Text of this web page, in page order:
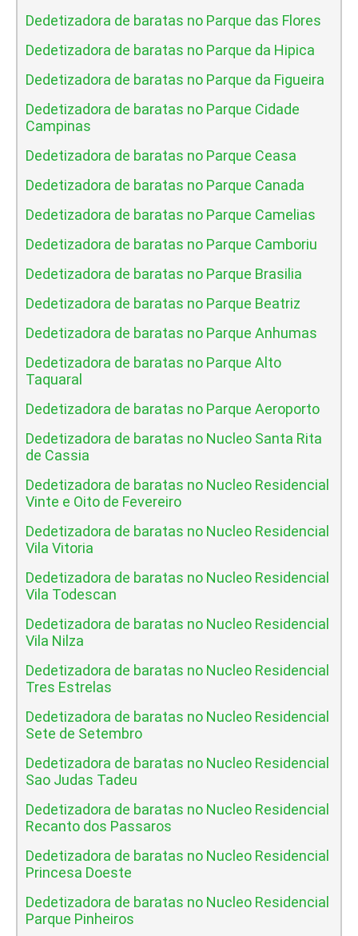
Dedetizadora de baratas no Parque das Flores
Dedetizadora de baratas no Parque da Hipica
Dedetizadora de baratas no Parque da Figueira
Dedetizadora de baratas no Parque Cidade
Campinas
Dedetizadora de baratas no Parque Ceasa
Dedetizadora de baratas no Parque Canada
Dedetizadora de baratas no Parque Camelias
Dedetizadora de baratas no Parque Camboriu
Dedetizadora de baratas no Parque Brasilia
Dedetizadora de baratas no Parque Beatriz
Dedetizadora de baratas no Parque Anhumas
Dedetizadora de baratas no Parque Alto
Taquaral
Dedetizadora de baratas no Parque Aeroporto
Dedetizadora de baratas no Nucleo Santa Rita
de Cassia
Dedetizadora de baratas no Nucleo Residencial
Vinte e Oito de Fevereiro
Dedetizadora de baratas no Nucleo Residencial
Vila Vitoria
Dedetizadora de baratas no Nucleo Residencial
Vila Todescan
Dedetizadora de baratas no Nucleo Residencial
Vila Nilza
Dedetizadora de baratas no Nucleo Residencial
Tres Estrelas
Dedetizadora de baratas no Nucleo Residencial
Sete de Setembro
Dedetizadora de baratas no Nucleo Residencial
Sao Judas Tadeu
Dedetizadora de baratas no Nucleo Residencial
Recanto dos Passaros
Dedetizadora de baratas no Nucleo Residencial
Princesa Doeste
Dedetizadora de baratas no Nucleo Residencial
Parque Pinheiros